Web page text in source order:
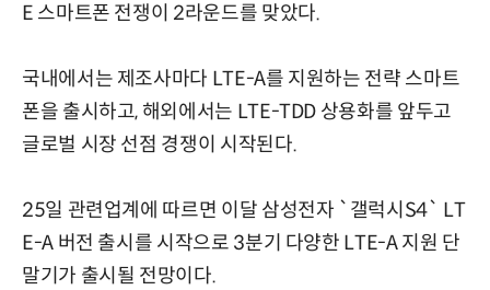
E 스마트폰 전쟁이 2라운드를 맞았다.
국내에서는 제조사마다 LTE-A를 지원하는 전략 스마트
폰을 출시하고, 해외에서는 LTE-TDD 상용화를 앞두고
글로벌 시장 선점 경쟁이 시작된다.
25일 관련업계에 따르면 이달 삼성전자 `갤럭시S4` LT
E-A 버전 출시를 시작으로 3분기 다양한 LTE-A 지원 단
말기가 출시될 전망이다.